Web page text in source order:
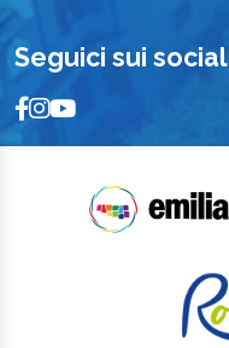
Seguici sui social